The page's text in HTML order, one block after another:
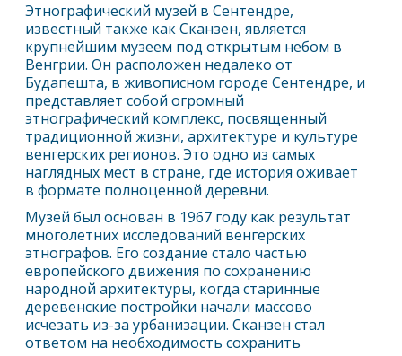
Этнографический музей вСентендре,
известный также как Сканзен, является
крупнейшим музеем под открытым небом в
Венгрии. Он расположен недалеко от
Будапешта, в живописном городеСентендре, и
представляет собой огромный
этнографический комплекс, посвященный
традиционной жизни, архитектуре и культуре
венгерских регионов. Это одно из самых
наглядных мест в стране, где история оживает
в формате полноценной деревни.
Музей был основан в 1967 году как результат
многолетних исследований венгерских
этнографов. Его создание стало частью
европейского движения по сохранению
народной архитектуры, когда старинные
деревенские постройки начали массово
исчезать из-за урбанизации. Сканзен стал
ответом на необходимость сохранить